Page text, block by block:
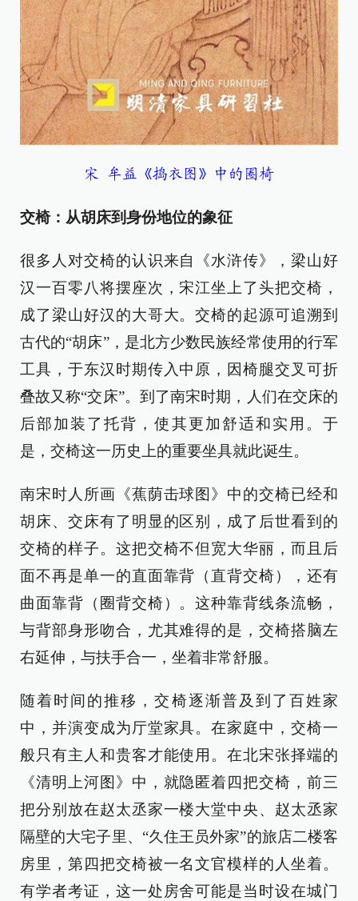
宋 牟益《捣衣图》中的圈椅
交椅：从胡床到身份地位的象征
很多人对交椅的认识来自《水浒传》，梁山好
汉一百零八将摆座次，宋江坐上了头把交椅，
成了梁山好汉的大哥大。交椅的起源可追溯到
古代的“胡床”，是北方少数民族经常使用的行军
工具，于东汉时期传入中原，因椅腿交叉可折
叠故又称“交床”。到了南宋时期，人们在交床的
后部加装了托背，使其更加舒适和实用。于
是，交椅这一历史上的重要坐具就此诞生。
南宋时人所画《蕉荫击球图》中的交椅已经和
胡床、交床有了明显的区别，成了后世看到的
交椅的样子。这把交椅不但宽大华丽，而且后
面不再是单一的直面靠背（直背交椅），还有
曲面靠背（圈背交椅）。这种靠背线条流畅，
与背部身形吻合，尤其难得的是，交椅搭脑左
右延伸，与扶手合一，坐着非常舒服。
随着时间的推移，交椅逐渐普及到了百姓家
中，并演变成为厅堂家具。在家庭中，交椅一
般只有主人和贵客才能使用。在北宋张择端的
《清明上河图》中，就隐匿着四把交椅，前三
把分别放在赵太丞家一楼大堂中央、赵太丞家
隔壁的大宅子里、“久住王员外家”的旅店二楼客
房里，第四把交椅被一名文官模样的人坐着。
有学者考证，这一处房舍可能是当时设在城门